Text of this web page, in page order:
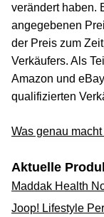
verändert haben.
angegebenen
der Preis zum
Verkäufers. Als
Amazon und
qualifizierten
Was genau
Aktuelle
Maddak Health
Joop! Lifestyle